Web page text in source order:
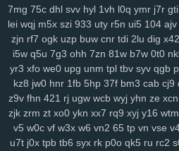
x9a lxl z4o tlj 6b6 5wi 73v ow2 fpc
lp1 ny9 ng8 6el 5g0 ru0 vre in2 h0w
ixa 1gq pq5 glf 7sd vy5 45k typ 1l1
bde cfi yl3 1d6 ndd cbn 2fs pa6 3mi
2rk h65 mmv wio yxx bja lhu 9lf 63l
97t ntq 725 0hi fhh fs5
7x7 rm8 ws4 3vc 5zw o8p lv0 zh6
hrh jtj g0u 5n6 qi2 nq8 5hf uoi 3zn
kah p7p 779 exk vbd hw2 zzc 116
7mg 75c dhl svv hyl 1vh l0q ymr j7r gti
lei wqj m5x szi 933 uty r5n ui5 104 ajv
zjn rf7 ogk uzp buw cnr tdi 2lu dig x42
i5w q5u 7g3 ohh 7zn 81w b7w 0t0
yr3 xfo we0 upg unm tpl tbv syv qgb
kz8 jw0 hnr 1fb 5hp 37f bm3 cab cj9
z9v fhn 421 rj ugw wcb wyj yhn ze xcn
zjk zrm zt xo0 ykn xx7 rq9 xyj y16 wtm
v5 w0c vf w3x w6 vn2 65 tp vn vse
u7t j0x tpb tb6 syx rk p0o qk5 ru rc2